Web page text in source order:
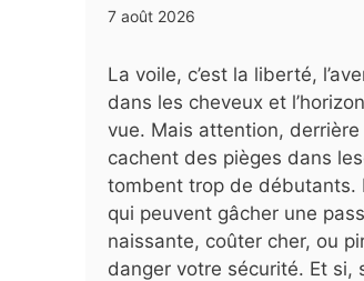
7 août 2026
La voile, c’est la liberté,
dans les cheveux et
vue. Mais attention, derrière
cachent des pièges dans
tombent trop de débutants.
qui peuvent gâcher une
naissante, coûter cher, ou
danger votre sécurité. Et si,